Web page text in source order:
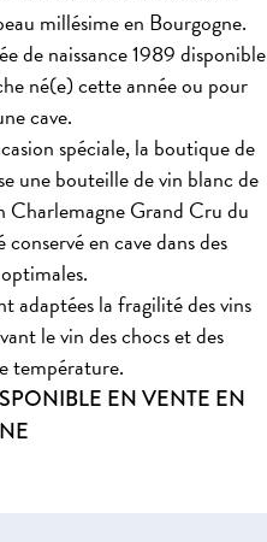
millésime en Bourgogne.
de naissance 1989 disponible
né(e) cette année ou pour
cave.
spéciale, la boutique de
une bouteille de vin blanc de
Grand Cru du
en cave dans des
adaptées la fragilité des vins
le vin des chocs et des
température.
EN VENTE EN